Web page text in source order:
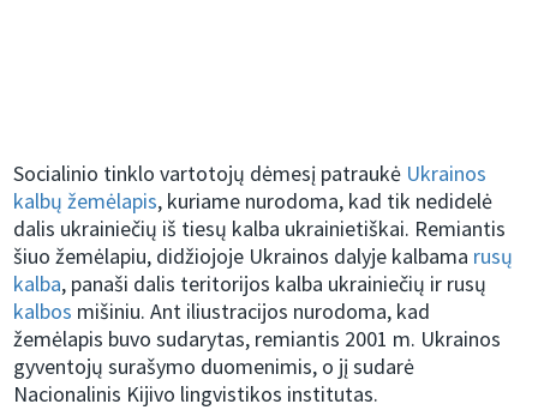
Socialinio tinklo vartotojų dėmesį patraukė Ukrainos
kalbų žemėlapis, kuriame nurodoma, kad tik nedidelė
dalis ukrainiečių iš tiesų kalba ukrainietiškai. Remiantis
šiuo žemėlapiu, didžiojoje Ukrainos dalyje kalbama rusų
kalba, panaši dalis teritorijos kalba ukrainiečių ir rusų
kalbos mišiniu. Ant iliustracijos nurodoma, kad
žemėlapis buvo sudarytas, remiantis 2001 m. Ukrainos
gyventojų surašymo duomenimis, o jį sudarė
Nacionalinis Kijivo lingvistikos institutas.